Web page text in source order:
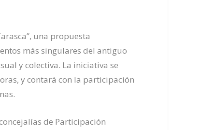
una propuesta
más singulares del antiguo
y colectiva. La iniciativa se
y contará con la participación
de Participación